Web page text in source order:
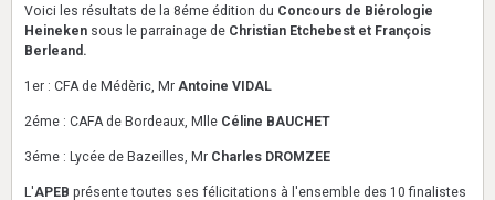
Voici les résultats de la 8éme édition du Concours de Biérologie
Heinekensous le parrainage de Christian Etchebest et François
Berleand.
1er : CFA de Médèric, Mr Antoine VIDAL
2éme : CAFA de Bordeaux, Mlle Céline BAUCHET
3éme : Lycée de Bazeilles, Mr Charles DROMZEE
L'APEB présente toutes ses félicitations à l'ensemble des 10 finalistes